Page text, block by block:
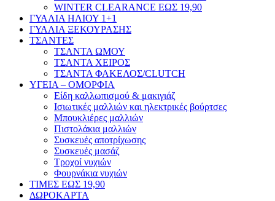
WINTER CLEARANCE ΕΩΣ 19,90
ΓΥΑΛΙΑ ΗΛΙΟΥ 1+1
ΓΥΑΛΙΑ ΞΕΚΟΥΡΑΣΗΣ
ΤΣΑΝΤΕΣ
ΤΣΑΝΤΑ ΩΜΟΥ
ΤΣΑΝΤΑ ΧΕΙΡΟΣ
ΤΣΑΝΤΑ ΦΑΚΕΛΟΣ/CLUTCH
ΥΓΕΙΑ – ΟΜΟΡΦΙΑ
Είδη καλλωπισμού & μακιγιάζ
Ισιωτικές μαλλιών και ηλεκτρικές βούρτσες
Μπουκλιέρες μαλλιών
Πιστολάκια μαλλιών
Συσκευές αποτρίχωσης
Συσκευές μασάζ
Τροχοί νυχιών
Φουρνάκια νυχιών
ΤΙΜΕΣ ΕΩΣ 19,90
ΔΩΡΟΚΑΡΤΑ